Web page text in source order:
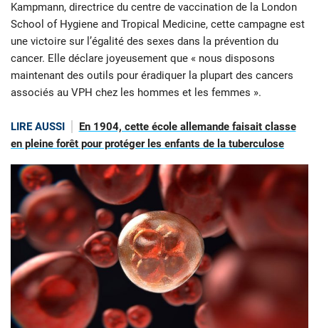
Kampmann, directrice du centre de vaccination de la London
School of Hygiene and Tropical Medicine, cette campagne est
une victoire sur l’égalité des sexes dans la prévention du
cancer. Elle déclare joyeusement que « nous disposons
maintenant des outils pour éradiquer la plupart des cancers
associés au VPH chez les hommes et les femmes ».
LIRE AUSSI
En 1904, cette école allemande faisait classe
en pleine forêt pour protéger les enfants de la tuberculose